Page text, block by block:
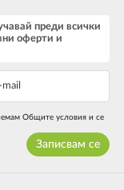
преди всички
оферти и
Общите условия и се
Записвам се